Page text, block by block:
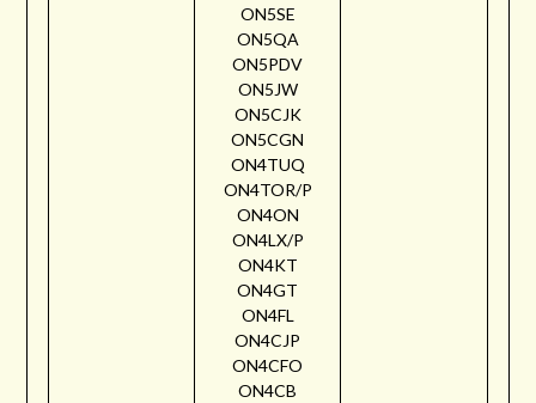
ON5SE
ON5QA
ON5PDV
ON5JW
ON5CJK
ON5CGN
ON4TUQ
ON4TOR/P
ON4ON
ON4LX/P
ON4KT
ON4GT
ON4FL
ON4CJP
ON4CFO
ON4CB